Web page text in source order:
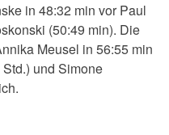
in 48:32 min vor Paul
(50:49 min). Die
Meusel in 56:55 min
und Simone